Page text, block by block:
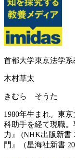
首都大学東京法学系
木村草太
きむら そうた
1980年生まれ。東
科助手を経て現職
力』 (NHK出版新書
門』（星海社新書